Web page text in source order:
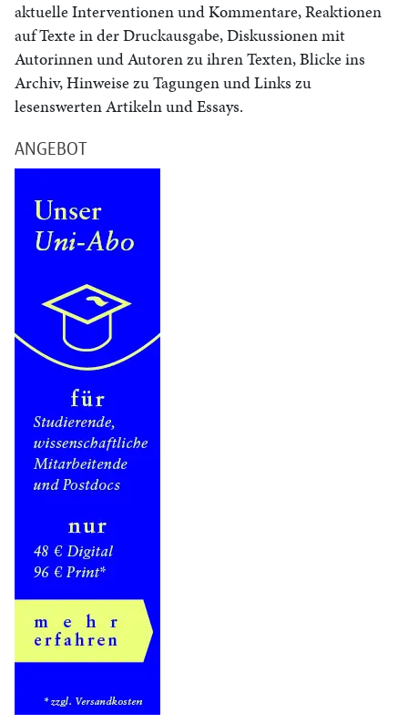
aktuelle Interventionen und Kommentare, Reaktionen
auf Texte in der Druckausgabe, Diskussionen mit
Autorinnen und Autoren zu ihren Texten, Blicke ins
Archiv, Hinweise zu Tagungen und Links zu
lesenswerten Artikeln und Essays.
ANGEBOT